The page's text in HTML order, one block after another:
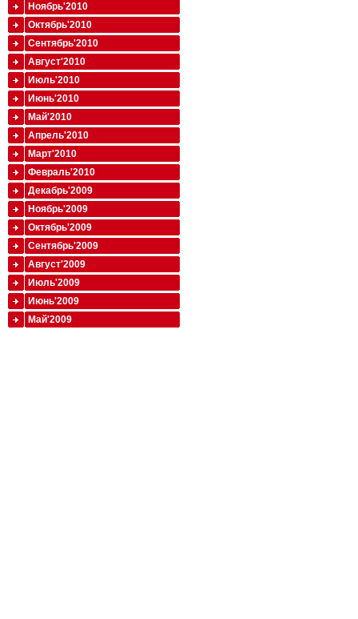
Ноябрь'2010
Октябрь'2010
Сентябрь'2010
Август'2010
Июль'2010
Июнь'2010
Май'2010
Апрель'2010
Март'2010
Февраль'2010
Декабрь'2009
Ноябрь'2009
Октябрь'2009
Сентябрь'2009
Август'2009
Июль'2009
Июнь'2009
Май'2009